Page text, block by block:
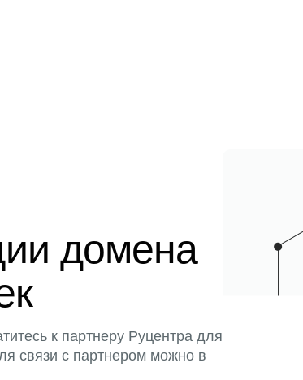
домена
к партнеру Руцентра для
связи с партнером можно в